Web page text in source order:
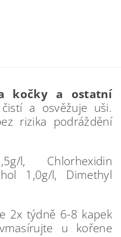
kočky a ostatní
čistí a osvěžuje uši.
rizika podráždění
l, Chlorhexidin
1,0g/l, Dimethyl
2x týdně 6-8 kapek
u kořene